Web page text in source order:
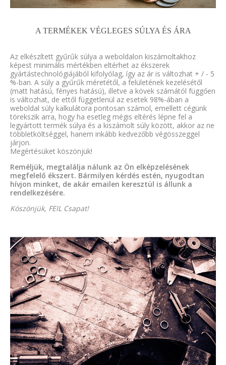
A TERMÉKEK VÉGLEGES SÚLYA ÉS ÁRA
Az elkészített gyűrűk súlya a weboldalon kiszámoltakhoz
képest minimális mértékben eltérhet az ékszerek
gyártástechnológiájából kifolyólag, így az ár is változhat + / - 5
%-ban. A súly a gyűrűk méretétől, a felületének kezelésétől
(matt hatású, fényes hatású), illetve a kövek számától függően
is változhat, de ettől függetlenül az esetek 98%-ában a
weboldal súly kalkulátora pontosan számol, emellett cégünk
törekszik arra, hogy ha esetleg mégis eltérés lépne fel a
legyártott termék súlya és a kiszámolt súly között, akkor az ne
többletköltséggel, hanem inkább kedvezőbb végösszeggel
járjon.
Megértésüket köszönjük!
Reméljük, megtalálja nálunk az Ön elképzelésének
megfelelő ékszert. Bármilyen kérdés estén, nyugodtan
hívjon minket, de akár emailen keresztül is állunk a
rendelkezésére.
Köszönjük, FEIL Csapat!